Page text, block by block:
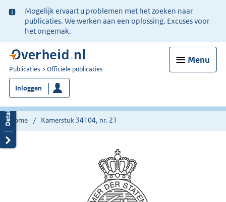
Ter
informatie:
Mogelijk ervaart u problemen met het zoeken naar
publicaties. We werken aan een oplossing. Excuses voor
het ongemak.
Menu
U
bent
nu
hier:
Publicaties Officiële publicaties
Inloggen
Home Kamerstuk 34104, nr. 21